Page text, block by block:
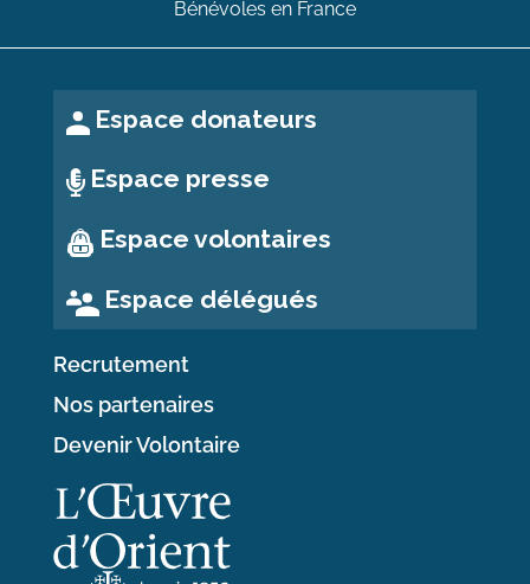
Bénévoles en France
Espace donateurs
Espace presse
Espace volontaires
Espace délégués
Recrutement
Nos partenaires
Devenir Volontaire